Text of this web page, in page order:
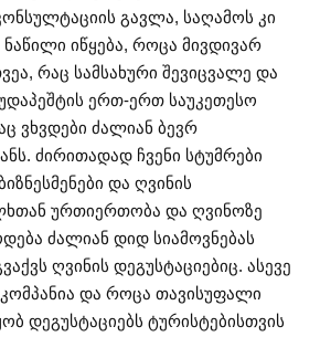
გავლა, საღამოს კი
იწყება, როცა მივდივარ
რაც სამსახური შევიცვალე და
ერთ-ერთ საუკეთესო
ვხვდები ძალიან ბევრ
ძირითადად ჩვენი სტუმრები
და ღვინის
ურთიერთობა და ღვინოზე
ძალიან დიდ სიამოვნებას
ღვინის დეგუსტაციებიც. ასევე
კომპანია და როცა თავისუფალი
დეგუსტაციებს ტურისტებისთვის